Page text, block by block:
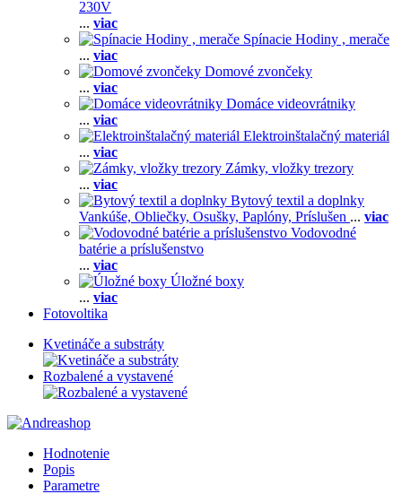
230V
... viac
Spínacie Hodiny , merače
... viac
Domové zvončeky
... viac
Domáce videovrátniky
... viac
Elektroinštalačný materiál
... viac
Zámky, vložky trezory
... viac
Bytový textil a doplnky
Vankúše, Obliečky, Osušky, Paplóny, Príslušen ... viac
Vodovodné
batérie a príslušenstvo
... viac
Úložné boxy
... viac
Fotovoltika
Kvetináče a substráty
Rozbalené a vystavené
Hodnotenie
Popis
Parametre